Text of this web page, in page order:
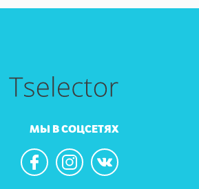
МЫ В СОЦСЕТЯХ